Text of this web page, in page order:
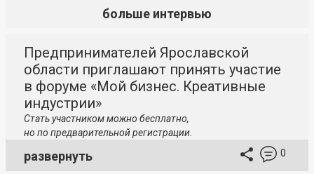
больше интервью
Предпринимателей Ярославской
области приглашают принять участие
в форуме «Мой бизнес. Креативные
индустрии»
Стать участником можно бесплатно,
но по предварительной регистрации.
развернуть 0